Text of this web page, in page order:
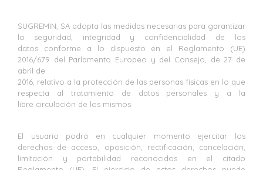
SUGREMIN, SA adopta las medidas necesarias para garantizar
la seguridad, integridad y confidencialidad de los
datos conforme a lo dispuesto en el Reglamento (UE)
2016/679 del Parlamento Europeo y del Consejo, de 27 de
abril de
2016, relativo a la protección de las personas físicas en lo que
respecta al tratamiento de datos personales y a la
libre circulación de los mismos.
El usuario podrá en cualquier momento ejercitar los
derechos de acceso, oposición, rectificación, cancelación,
limitación y portabilidad reconocidos en el citado